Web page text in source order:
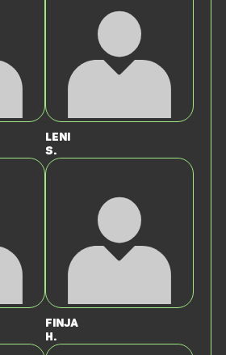
Leni
S.
Finja
H.